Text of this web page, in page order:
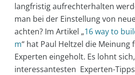
langfristig aufrechterhalten
man bei der Einstellung von
achten? Im Artikel „16 way to
m“ hat Paul Heltzel die Meinung
Experten eingeholt. Es lohnt
interessantesten Experten-